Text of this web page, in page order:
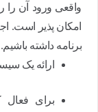
واقعی ورود آن را
امکان پذیر است.
برنامه داشته باشیم.
ارائه یک
برای فعال